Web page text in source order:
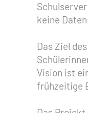
keine
Das Ziel
Vision ist
frühzeitige